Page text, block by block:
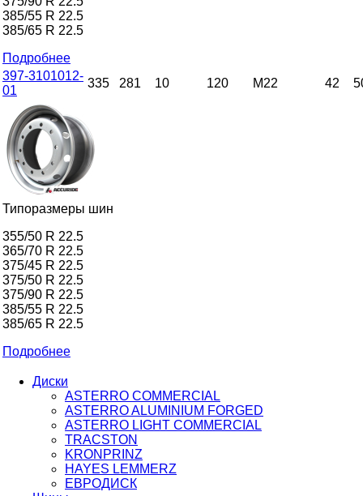
385/55 R 22.5
385/65 R 22.5
Подробнее
397-3101012-
01
335 281 10 120 M22 42
Типоразмеры шин
355/50 R 22.5
365/70 R 22.5
375/45 R 22.5
375/50 R 22.5
375/90 R 22.5
385/55 R 22.5
385/65 R 22.5
Подробнее
Диски
ASTERRO COMMERCIAL
ASTERRO ALUMINIUM FORGED
ASTERRO LIGHT COMMERCIAL
TRACSTON
KRONPRINZ
HAYES LEMMERZ
ЕВРОДИСК